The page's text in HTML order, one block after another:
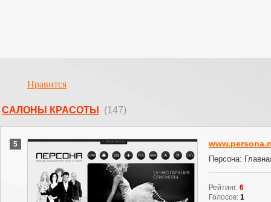
Нравится
CАЛОНЫ КРАСОТЫ (147)
5
Персона:
Рейтинг: 6
Голосов: 1